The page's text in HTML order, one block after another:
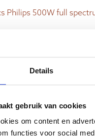
Details
gebruik van cookies
om content en
functies voor social
Philips 500W full
benodigde
Abachi inbouwmodulen
1 Stuks externe
Volledige